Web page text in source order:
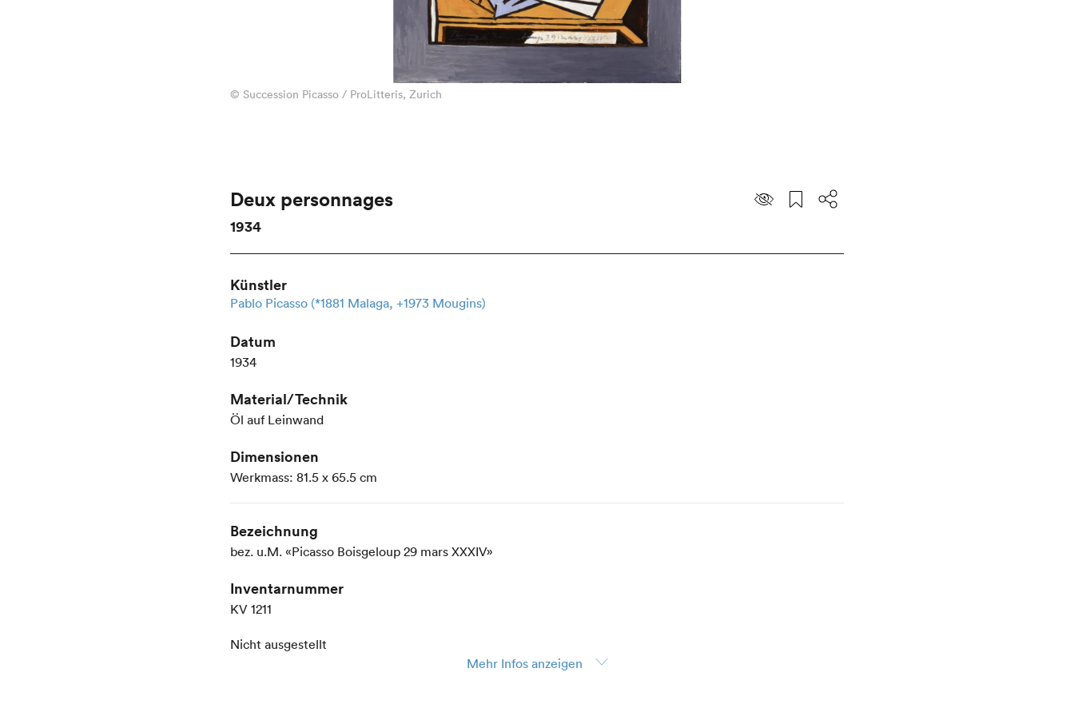
© Succession Picasso / ProLitteris, Zurich
Deux personnages
1934
Künstler
Pablo Picasso (*1881 Malaga, +1973 Mougins)
Datum
1934
Material/Technik
Öl auf Leinwand
Dimensionen
Werkmass: 81.5 x 65.5 cm
Bezeichnung
bez. u.M. «Picasso Boisgeloup 29 mars XXXIV»
Inventarnummer
KV 1211
Nicht ausgestellt
Mehr Infos anzeigen